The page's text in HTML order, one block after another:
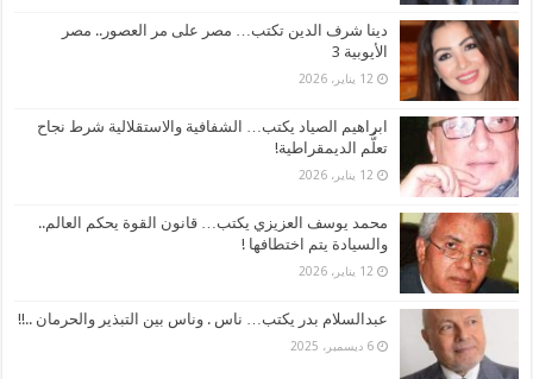
دينا شرف الدين تكتب… مصر على مر العصور.. مصر
الأيوبية 3
12 يناير، 2026
ابراهيم الصياد يكتب… الشفافية والاستقلالية شرط نجاح
تعلُّم الديمقراطية!
12 يناير، 2026
محمد يوسف العزيزي يكتب… قانون القوة يحكم العالم..
والسيادة يتم اختطافها !
12 يناير، 2026
عبدالسلام بدر يكتب… ناس . وناس بين التبذير والحرمان ..!!
6 ديسمبر، 2025